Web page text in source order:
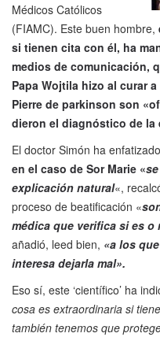
Médicos Católicos
(FIAMC). Este buen hombre,
si tienen cita con él, ha
medios de comunicación,
Papa Wojtila hizo al curar
Pierre de parkinson son
dieron el diagnóstico de la
El doctor Simón ha
en el caso de Sor Marie «
explicación natural«,
proceso de beatificación «
médica que verifica si es
añadió, leed bien, «a los
interesa dejarla mal».
Eso sí, este ‘científico’ ha
cosa es extraordinaria si
también tenemos que